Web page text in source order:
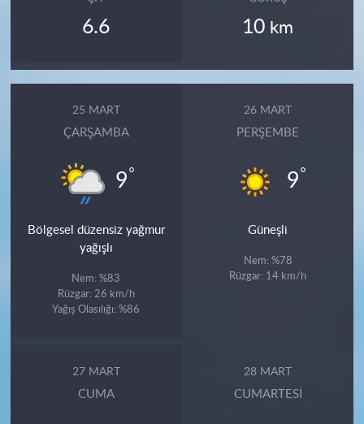
6.6 10 km
25 MART
ÇARŞAMBA
9°
Bölgesel düzensiz yağmur
yağışlı
Nem: %83
Rüzgar: 26 km/h
Yağış Olasılığı: %86
26 MART
PERŞEMBE
9°
Güneşli
Nem: %78
Rüzgar: 14 km/h
27 MART
CUMA
28 MART
CUMARTESI